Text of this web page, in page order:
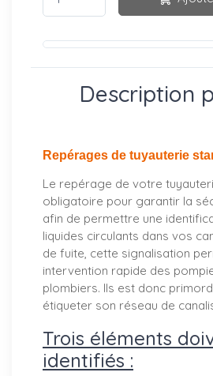
Description
Repérages de tuyauterie
Le repérage de votre
obligatoire pour garantir la
afin de permettre une
liquides circulants dans vos
de fuite, cette signalisation
intervention rapide des
plombiers. Ils est donc
étiqueter son réseau de
Trois éléments
identifiés :